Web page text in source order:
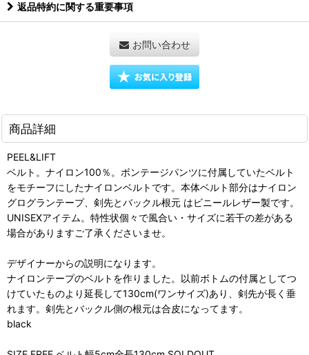
返品特約に関する重要事項
お問い合わせ
商品詳細
PEEL&LIFT
ベルト。ナイロン100％。ボンテージパンツに付属していたベルト
をモチーフにしたナイロンベルトです。本体ベルト部分はナイロン
グログランテープ、剣先とバックル根元 はビニールレザー製です。
UNISEXアイテム。特性状個々で風合い・サイズに若干の差がある
場合がありますご了承くださいませ。
デザイナーからの説明になります。
ナイロンテープのベルトを作りました。以前ボトムの付属としてつ
けていたものより延長して130cm(ワンサイズ)あり、剣先が長く垂
れます。剣先とバックル側の根元は合皮になってます。
black